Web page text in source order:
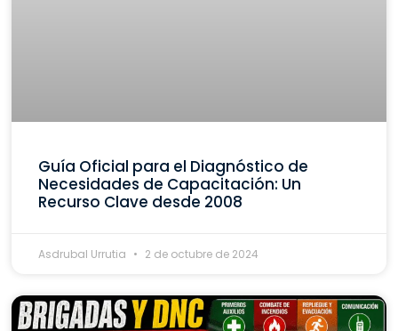
Guía Oficial para el Diagnóstico de
Necesidades de Capacitación: Un
Recurso Clave desde 2008
Asdrubal Urrutia 2 de octubre de 2024